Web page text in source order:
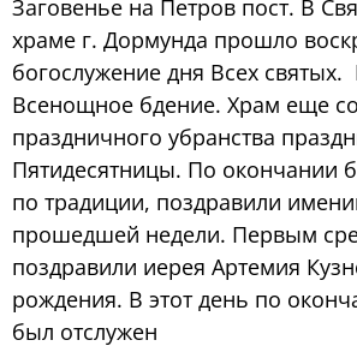
Заговенье на Петров пост. В
храме г. Дормунда прошло
богослужение дня Всех святых.
Всенощное бдение. Храм еще
праздничного убранства
Пятидесятницы. По окончании
по традиции, поздравили
прошедшей недели. Первым
поздравили иерея Артемия
рождения. В этот день по
был отслужен